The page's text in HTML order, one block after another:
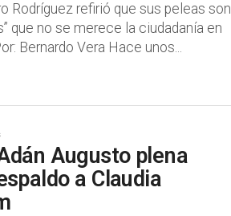
Rodríguez refirió que sus peleas son
que no se merece la ciudadanía en
Bernardo Vera Hace unos...
Augusto plena
a Claudia